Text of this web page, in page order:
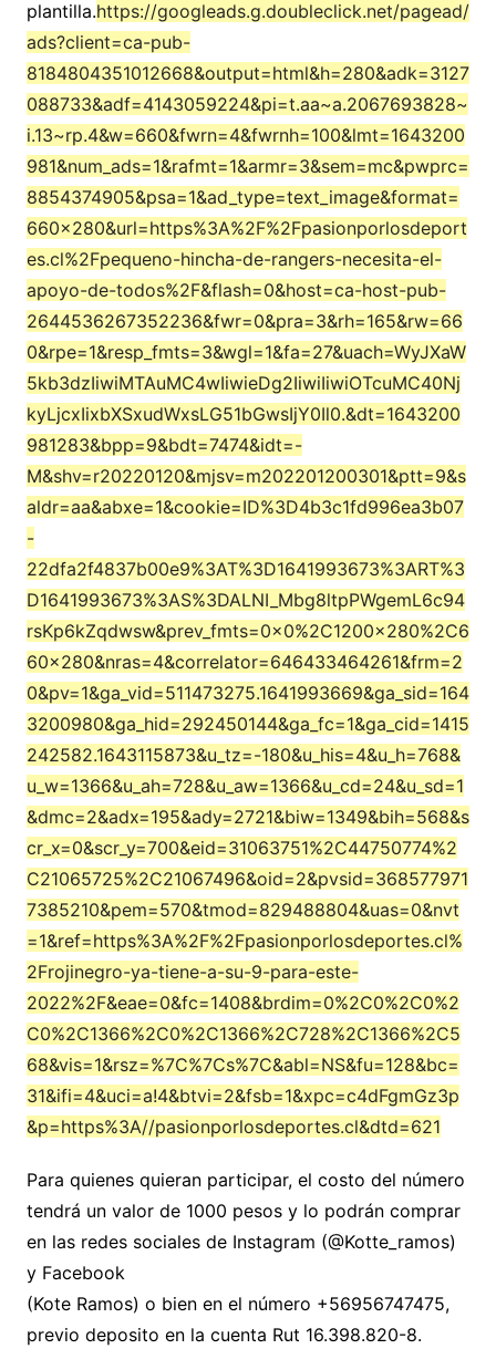
plantilla.https://googleads.g.doubleclick.net/pagead/
ads?client=ca-pub-
8184804351012668&output=html&h=280&adk=3127
088733&adf=4143059224&pi=t.aa~a.2067693828~
i.13~rp.4&w=660&fwrn=4&fwrnh=100&lmt=1643200
981&num_ads=1&rafmt=1&armr=3&sem=mc&pwprc=
8854374905&psa=1&ad_type=text_image&format=
660×280&url=https%3A%2F%2Fpasionporlosdeport
es.cl%2Fpequeno-hincha-de-rangers-necesita-el-
apoyo-de-todos%2F&flash=0&host=ca-host-pub-
2644536267352236&fwr=0&pra=3&rh=165&rw=66
0&rpe=1&resp_fmts=3&wgl=1&fa=27&uach=WyJXaW
5kb3dzIiwiMTAuMC4wIiwieDg2IiwiIiwiOTcuMC40Nj
kyLjcxIixbXSxudWxsLG51bGwsIjY0Il0.&dt=1643200
981283&bpp=9&bdt=7474&idt=-
M&shv=r20220120&mjsv=m202201200301&ptt=9&s
aldr=aa&abxe=1&cookie=ID%3D4b3c1fd996ea3b07
-
22dfa2f4837b00e9%3AT%3D1641993673%3ART%3
D1641993673%3AS%3DALNI_Mbg8ltpPWgemL6c94
rsKp6kZqdwsw&prev_fmts=0x0%2C1200x280%2C6
60x280&nras=4&correlator=646433464261&frm=2
0&pv=1&ga_vid=511473275.1641993669&ga_sid=164
3200980&ga_hid=292450144&ga_fc=1&ga_cid=1415
242582.1643115873&u_tz=-180&u_his=4&u_h=768&
u_w=1366&u_ah=728&u_aw=1366&u_cd=24&u_sd=1
&dmc=2&adx=195&ady=2721&biw=1349&bih=568&s
cr_x=0&scr_y=700&eid=31063751%2C44750774%2
C21065725%2C21067496&oid=2&pvsid=368577971
7385210&pem=570&tmod=829488804&uas=0&nvt
=1&ref=https%3A%2F%2Fpasionporlosdeportes.cl%
2Frojinegro-ya-tiene-a-su-9-para-este-
2022%2F&eae=0&fc=1408&brdim=0%2C0%2C0%2
C0%2C1366%2C0%2C1366%2C728%2C1366%2C5
68&vis=1&rsz=%7C%7Cs%7C&abl=NS&fu=128&bc=
31&ifi=4&uci=a!4&btvi=2&fsb=1&xpc=c4dFgmGz3p
&p=https%3A//pasionporlosdeportes.cl&dtd=621
Para quienes quieran participar, el costo del número
tendrá un valor de 1000 pesos y lo podrán comprar
en las redes sociales de Instagram (@Kotte_ramos)
y Facebook
(Kote Ramos) o bien en el número +56956747475,
previo deposito en la cuenta Rut 16.398.820-8.